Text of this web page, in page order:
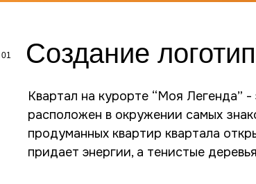
01 Создание
Квартал на курорте “Моя Легенда”
расположен в окружении самых
продуманных квартир квартала
придает энергии, а тенистые